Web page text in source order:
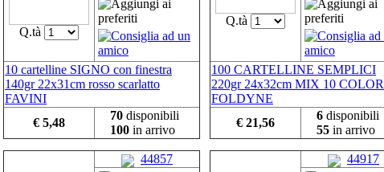
Q.tà
10 cartelline SIGNO con finestra
140gr 22x31cm rosso scarlatto
FAVINI
€ 5,48
70 disponibili
100 in arrivo
Q.tà
100 CARTELLINE SEMPLICI
220gr 24x32cm MIX 10
FOLDYNE
€ 21,56
6 disponibili
55 in arrivo
44857 44917